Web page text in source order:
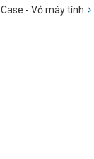
Case - Vỏ máy tính